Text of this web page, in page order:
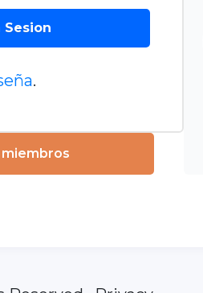
Sesion
.